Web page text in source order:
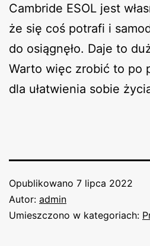
Cambride ESOL jest
że się coś potrafi i
do osiągnęło. Daje to
Warto więc zrobić to po
dla ułatwienia sobie
Opublikowano 7 lipca 2022
Autor: admin
Umieszczono w kategoriach: